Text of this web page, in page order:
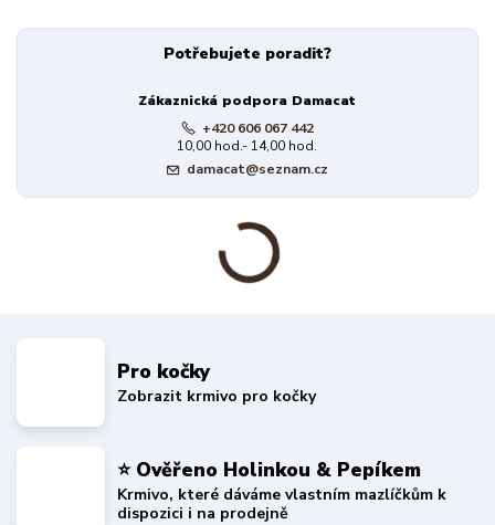
Potřebujete poradit?
Zákaznická podpora Damacat
+420 606 067 442
10,00 hod.- 14,00 hod.
damacat@seznam.cz
Pro kočky
Zobrazit krmivo pro kočky
⭐ Ověřeno Holinkou & Pepíkem
Krmivo, které dáváme vlastním mazlíčkům k
dispozici i na prodejně